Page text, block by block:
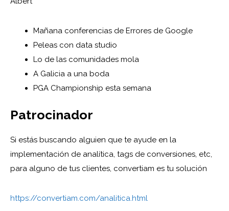
Mañana conferencias de Errores de Google
Peleas con data studio
Lo de las comunidades mola
A Galicia a una boda
PGA Championship esta semana
Patrocinador
Si estás buscando alguien que te ayude en la
implementación de analítica, tags de conversiones, etc,
para alguno de tus clientes, convertiam es tu solución
https://convertiam.com/analitica.html